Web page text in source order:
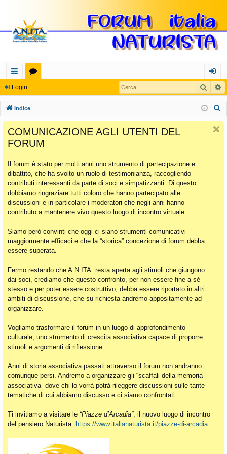
oll
eg
a
m
en
ti
Ra
pi
di
u
m
og
in
Login Cerca
Indice
COMUNICAZIONE AGLI UTENTI DEL
FORUM
Il forum è stato per molti anni uno strumento di partecipazione e
dibattito, che ha svolto un ruolo di testimonianza, raccogliendo
contributi interessanti da parte di soci e simpatizzanti. Di questo
dobbiamo ringraziare tutti coloro che hanno partecipato alle
discussioni e in particolare i moderatori che negli anni hanno
contributo a mantenere vivo questo luogo di incontro virtuale.
Siamo però convinti che oggi ci siano strumenti comunicativi
maggiormente efficaci e che la “storica” concezione di forum debba
essere superata.
Fermo restando che A.N.ITA. resta aperta agli stimoli che giungono
dai soci, crediamo che questo confronto, per non essere fine a sé
stesso e per poter essere costruttivo, debba essere riportato in altri
ambiti di discussione, che su richiesta andremo appositamente ad
organizzare.
Vogliamo trasformare il forum in un luogo di approfondimento
culturale, uno strumento di crescita associativa capace di proporre
stimoli e argomenti di riflessione.
Anni di storia associativa passati attraverso il forum non andranno
comunque persi. Andremo a organizzare gli “scaffali della memoria
associativa” dove chi lo vorrà potrà rileggere discussioni sulle tante
tematiche di cui abbiamo discusso e ci siamo confrontati.
Ti invitiamo a visitare le “Piazze d’Arcadia”, il nuovo luogo di incontro
del pensiero Naturista: https://www.italianaturista.it/piazze-di-arcadia